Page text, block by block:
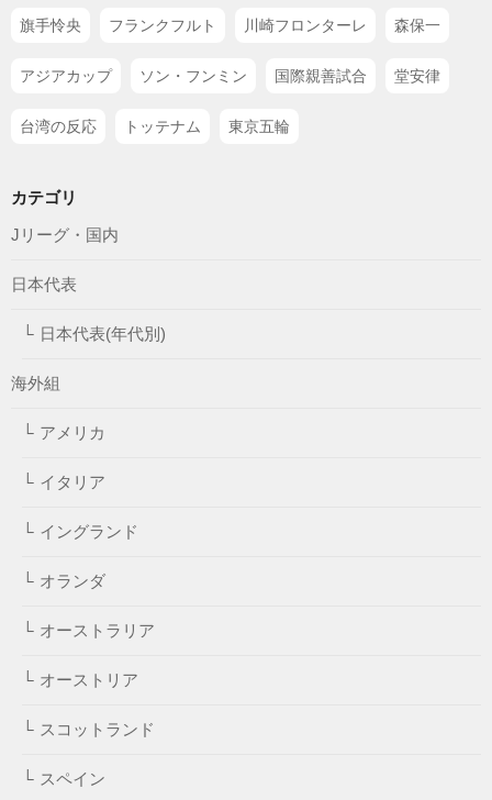
旗手怜央 フランクフルト 川崎フロンターレ 森保一
アジアカップ ソン・フンミン 国際親善試合 堂安律
台湾の反応 トッテナム 東京五輪
カテゴリ
Jリーグ・国内
日本代表
日本代表(年代別)
海外組
アメリカ
イタリア
イングランド
オランダ
オーストラリア
オーストリア
スコットランド
スペイン